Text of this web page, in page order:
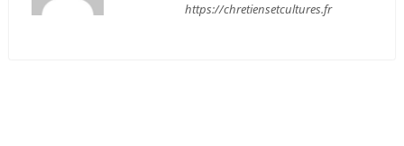
https://chretiensetcultures.fr